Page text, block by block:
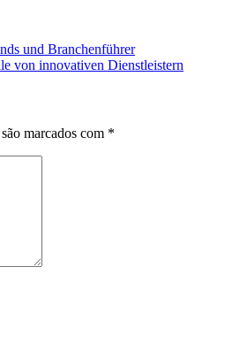
und Branchenführer
von innovativen Dienstleistern
marcados com *